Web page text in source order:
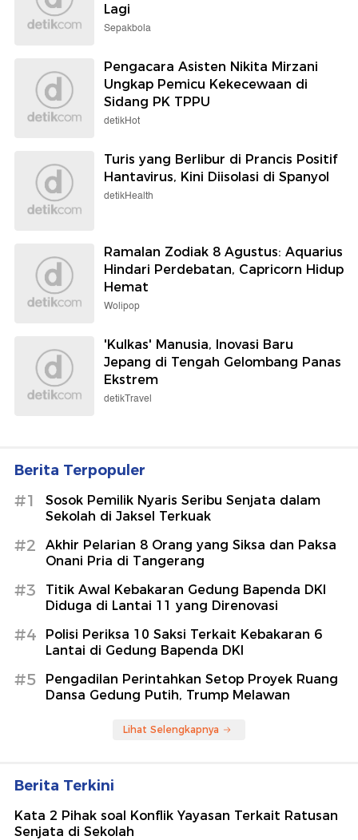
Lagi
Sepakbola
Pengacara Asisten Nikita Mirzani
Ungkap Pemicu Kekecewaan di
Sidang PK TPPU
detikHot
Turis yang Berlibur di Prancis Positif
Hantavirus, Kini Diisolasi di Spanyol
detikHealth
Ramalan Zodiak 8 Agustus: Aquarius
Hindari Perdebatan, Capricorn Hidup
Hemat
Wolipop
'Kulkas' Manusia, Inovasi Baru
Jepang di Tengah Gelombang Panas
Ekstrem
detikTravel
Berita Terpopuler
#1
Sosok Pemilik Nyaris Seribu Senjata dalam
Sekolah di Jaksel Terkuak
#2
Akhir Pelarian 8 Orang yang Siksa dan Paksa
Onani Pria di Tangerang
#3
Titik Awal Kebakaran Gedung Bapenda DKI
Diduga di Lantai 11 yang Direnovasi
#4
Polisi Periksa 10 Saksi Terkait Kebakaran 6
Lantai di Gedung Bapenda DKI
#5
Pengadilan Perintahkan Setop Proyek Ruang
Dansa Gedung Putih, Trump Melawan
Lihat Selengkapnya
Berita Terkini
Kata 2 Pihak soal Konflik Yayasan Terkait Ratusan
Senjata di Sekolah